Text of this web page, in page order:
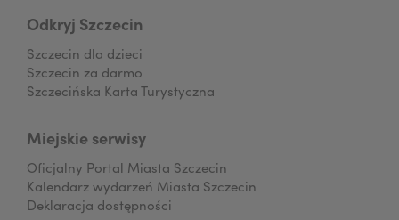
Odkryj Szczecin
Szczecin dla dzieci
Szczecin za darmo
Szczecińska Karta Turystyczna
Miejskie serwisy
Oficjalny Portal Miasta Szczecin
Kalendarz wydarzeń Miasta Szczecin
Deklaracja dostępności